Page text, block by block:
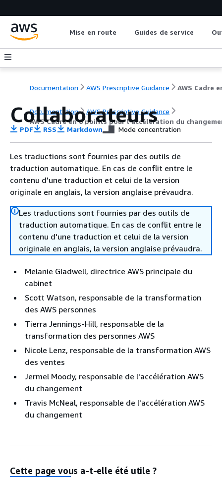
Mise en route Guides de service
Documentation AWS Prescriptive Guidance
Documentation
AWS Prescriptive Guidance
AWS Cadre en 6 points pour l'accélération du
Collaborateurs
PDF RSS Markdown Mode concentration
Les traductions sont fournies par des outils de
traduction automatique. En cas de conflit entre le
contenu d'une traduction et celui de la version
originale en anglais, la version anglaise prévaudra.
Les traductions sont fournies par des outils de
traduction automatique. En cas de conflit entre le
contenu d'une traduction et celui de la version
originale en anglais, la version anglaise prévaudra.
Melanie Gladwell, directrice AWS principale du
cabinet
Scott Watson, responsable de la transformation
des AWS personnes
Tierra Jennings-Hill, responsable de la
transformation des personnes AWS
Nicole Lenz, responsable de la transformation AWS
des ventes
Jermel Moody, responsable de l'accélération AWS
du changement
Travis McNeal, responsable de l'accélération AWS
du changement
Cette page vous a-t-elle été utile ?